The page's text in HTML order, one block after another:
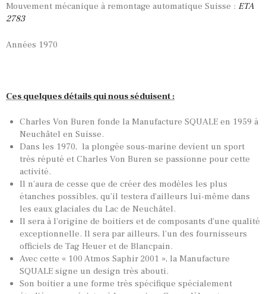
Mouvement mécanique à remontage automatique Suisse : ETA
2783
Années 1970
Ces quelques détails qui nous séduisent :
Charles Von Buren fonde la Manufacture SQUALE en 1959 à
Neuchâtel en Suisse.
Dans les 1970, la plongée sous-marine devient un sport
très réputé et Charles Von Buren se passionne pour cette
activité.
Il n’aura de cesse que de créer des modèles les plus
étanches possibles, qu’il testera d’ailleurs lui-même dans
les eaux glaciales du Lac de Neuchâtel.
Il sera à l’origine de boitiers et de composants d’une qualité
exceptionnelle. Il sera par ailleurs, l’un des fournisseurs
officiels de Tag Heuer et de Blancpain.
Avec cette « 100 Atmos Saphir 2001 », la Manufacture
SQUALE signe un design très abouti.
Son boitier a une forme très spécifique spécialement